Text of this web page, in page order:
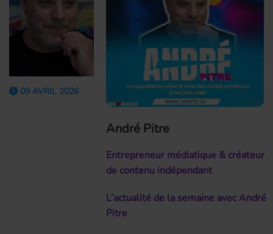
09 AVRIL 2026
André Pitre
Entrepreneur médiatique & créateur
de contenu indépendant
L’actualité de la semaine avec André
Pitre